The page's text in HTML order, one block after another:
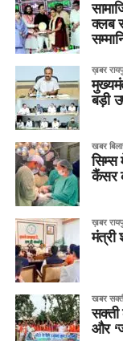
क्लब
ख़बर
बड़ी
खबर
सिम्स
कैंसर
ख़बर
मंत्री
खबर
सक्ती
और